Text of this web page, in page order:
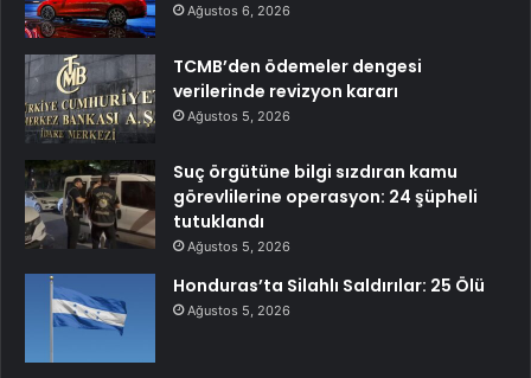
Ağustos 6, 2026
TCMB’den ödemeler dengesi
verilerinde revizyon kararı
Ağustos 5, 2026
Suç örgütüne bilgi sızdıran kamu
görevlilerine operasyon: 24 şüpheli
tutuklandı
Ağustos 5, 2026
Honduras’ta Silahlı Saldırılar: 25 Ölü
Ağustos 5, 2026